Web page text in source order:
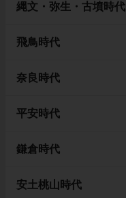
縄文・弥生・古墳時代
飛鳥時代
奈良時代
平安時代
鎌倉時代
安土桃山時代